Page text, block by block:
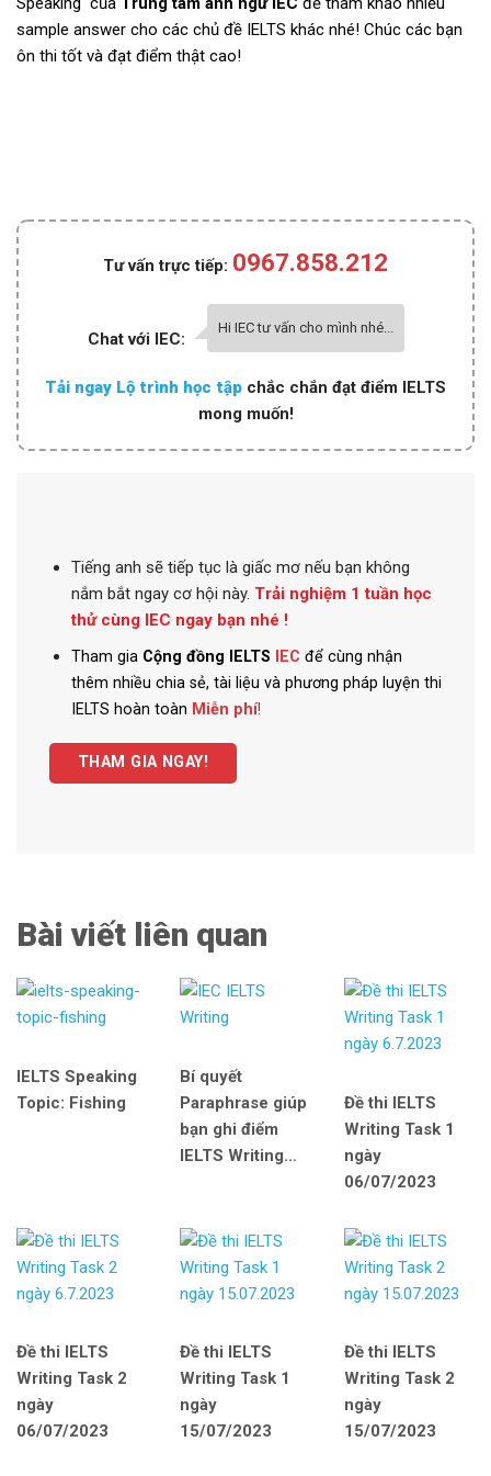
sample answer cho các chủ đề IELTS khác nhé! Chúc các bạn
ôn thi tốt và đạt điểm thật cao!
Tư vấn trực tiếp: 0967.858.212
Chat với IEC:
Hi IEC tư vấn cho mình nhé...
Tải ngay Lộ trình học tập chắc chắn đạt điểm IELTS
mong muốn!
Tiếng anh sẽ tiếp tục là giấc mơ nếu bạn không
nắm bắt ngay cơ hội này. Trải nghiệm 1 tuần học
thử cùng IEC ngay bạn nhé !
Tham gia Cộng đồng IELTS IEC để cùng nhận
thêm nhiều chia sẻ, tài liệu và phương pháp luyện thi
IELTS hoàn toàn Miễn phí!
THAM GIA NGAY!
Bài viết liên quan
IELTS Speaking
Topic: Fishing
Bí quyết
Paraphrase giúp
bạn ghi điểm
IELTS Writing…
Đề thi IELTS
Writing Task 1
ngày
06/07/2023
Đề thi IELTS
Writing Task 2
ngày
06/07/2023
Đề thi IELTS
Writing Task 1
ngày
15/07/2023
Đề thi IELTS
Writing Task 2
ngày
15/07/2023